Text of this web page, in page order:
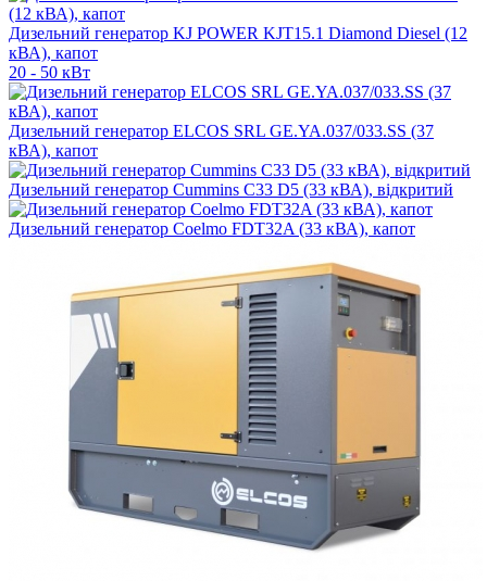
Дизельний генератор KJ POWER KJT15.1 Diamond Diesel (12
кВА), капот
20 - 50 кВт
Дизельний генератор ELCOS SRL GE.YA.037/033.SS (37
кВА), капот
Дизельний генератор Cummins C33 D5 (33 кВА), відкритий
Дизельний генератор Coelmo FDT32A (33 кВА), капот